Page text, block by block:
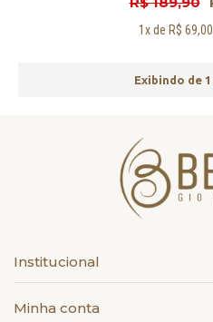
1x de R$
Exibindo de
Institucional
Minha conta